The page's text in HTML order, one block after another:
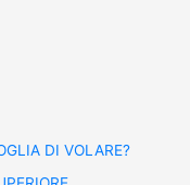
DI VOLARE?